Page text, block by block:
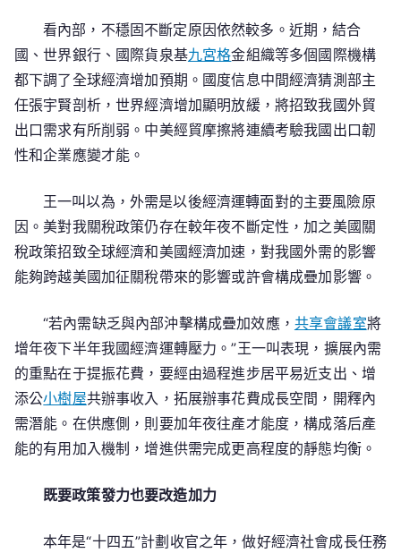
看內部，不穩固不斷定原因依然較多。近期，結合
國、世界銀行、國際貨泉基九宮格金組織等多個國際機構
都下調了全球經濟增加預期。國度信息中間經濟猜測部主
任張宇賢剖析，世界經濟增加顯明放緩，將招致我國外貿
出口需求有所削弱。中美經貿摩擦將連續考驗我國出口韌
性和企業應變才能。
王一叫以為，外需是以後經濟運轉面對的主要風險原
因。美對我關稅政策仍存在較年夜不斷定性，加之美國關
稅政策招致全球經濟和美國經濟加速，對我國外需的影響
能夠跨越美國加征關稅帶來的影響或許會構成疊加影響。
“若內需缺乏與內部沖擊構成疊加效應， 共享會議室將
增年夜下半年我國經濟運轉壓力。”王一叫表現，擴展內需
的重點在于提振花費，要經由過程進步居平易近支出、增
添公小樹屋共辦事收入，拓展辦事花費成長空間，開釋內
需潛能。在供應側，則要加年夜往產才能度，構成落后產
能的有用加入機制，增進供需完成更高程度的靜態均衡。
既要政策發力也要改造加力
本年是“十四五”計劃收官之年，做好經濟社會成長任務